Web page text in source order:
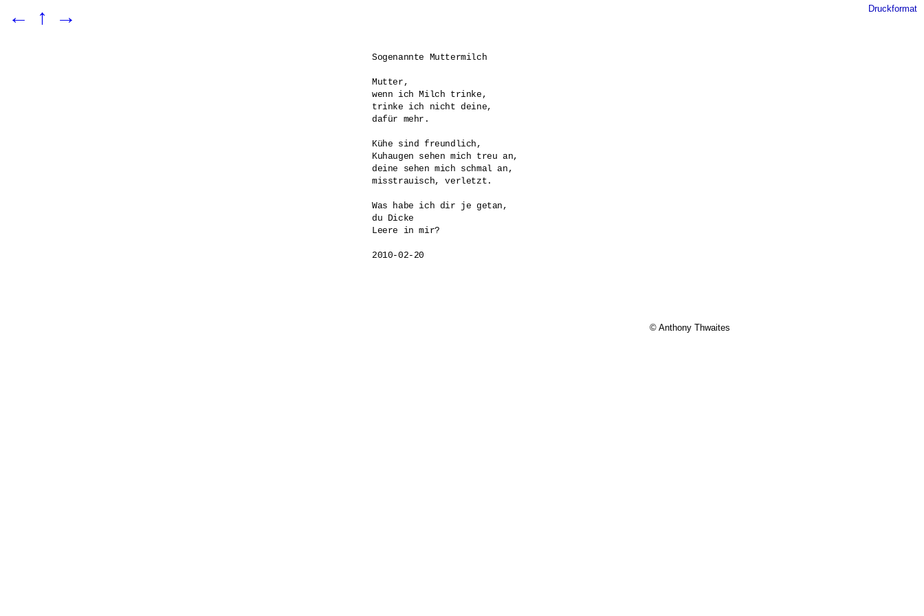
← ↑ → Druckformat
Sogenannte Muttermilch
Mutter,
wenn ich Milch trinke,
trinke ich nicht deine,
dafür mehr.
Kühe sind freundlich,
Kuhaugen sehen mich treu an,
deine sehen mich schmal an,
misstrauisch, verletzt.
Was habe ich dir je getan,
du Dicke
Leere in mir?
2010-02-20
© Anthony Thwaites